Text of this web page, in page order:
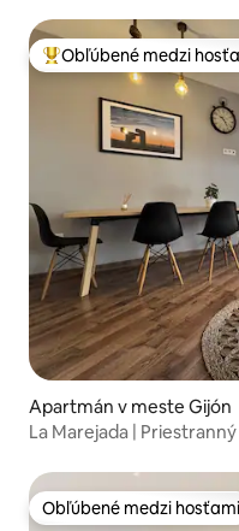
Najobľúbenejšie medzi
Obľúbené medzi
Apartmán v meste Gijón
La Marejada |
Obľúbené medzi hosťami
Obľúbené medzi hosťami